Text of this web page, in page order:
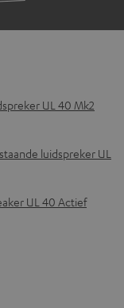
UL 40 Mk2
luidspreker UL
UL 40 Actief